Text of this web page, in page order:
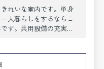
れいな室内です。単身
人暮らしをするならこ
す。共用設備の充実し
らからご覧ください。